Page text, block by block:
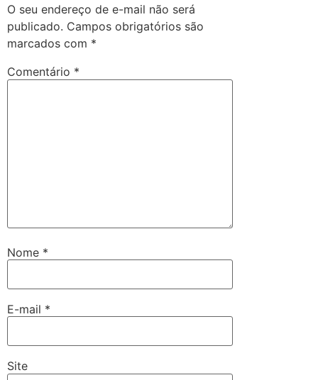
O seu endereço de e-mail não será
publicado. Campos obrigatórios são
marcados com *
Comentário *
Nome *
E-mail *
Site